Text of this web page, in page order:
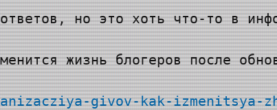
но это хоть что-то в
жизнь блогеров после
givov-kak-izmenitsya-